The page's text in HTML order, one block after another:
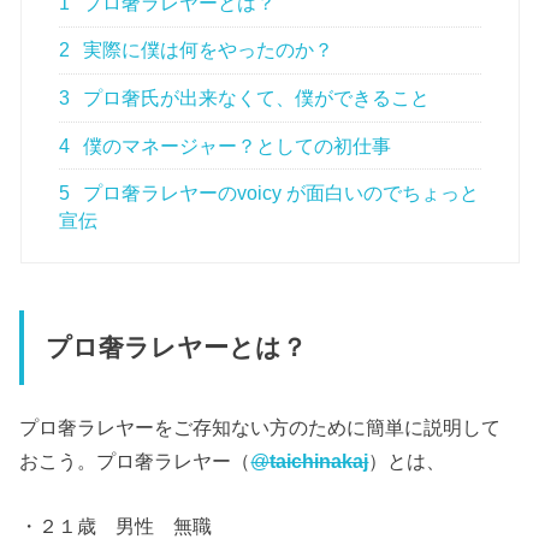
2 実際に僕は何をやったのか？
3 プロ奢氏が出来なくて、僕ができること
4 僕のマネージャー？としての初仕事
5
プロ奢ラレヤーのvoicy が面白いのでちょっと
宣伝
プロ奢ラレヤーとは？
プロ奢ラレヤーをご存知ない方のために簡単に説明して
おこう。プロ奢ラレヤー（@taichinakaj）とは、
・２１歳 男性 無職